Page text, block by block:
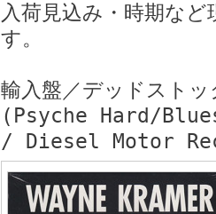
入荷見込み・時期な
す。
輸入盤／デッドストッ
(Psyche Hard/
/ Diesel Motor